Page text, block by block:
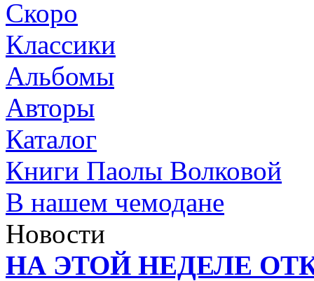
Скоро
Классики
Альбомы
Авторы
Каталог
Книги Паолы Волковой
В нашем чемодане
Новости
НА ЭТОЙ НЕДЕЛЕ